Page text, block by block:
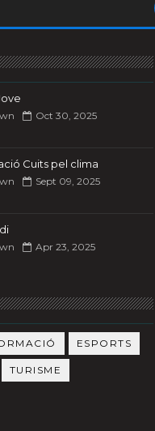
Oct 30, 2025
Cuits pel clima
Sept 09, 2025
Apr 23, 2025
ESPORTS
TURISME